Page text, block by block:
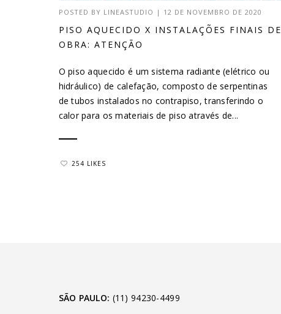
POSTED BY LINEASTUDIO | 12 DE NOVEMBRO DE 2020
PISO AQUECIDO X INSTALAÇÕES FINAIS DE
OBRA: ATENÇÃO
O piso aquecido é um sistema radiante (elétrico ou
hidráulico) de calefação, composto de serpentinas
de tubos instalados no contrapiso, transferindo o
calor para os materiais de piso através de...
254 LIKES
SÃO PAULO: (11) 94230-4499